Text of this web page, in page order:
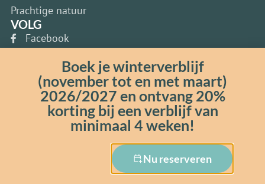
Prachtige natuur
VOLG
Facebook
Instagram
Whatsapp
Google
© 2024 Andaluz Apartments |Algemene voorwaarden
Boek je winterverblijf
(november tot en met maart)
2026/2027 en ontvang 20%
korting bij een verblijf van
minimaal 4 weken!
Nu reserveren